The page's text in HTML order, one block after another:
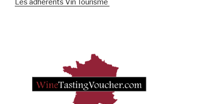
Les adhérents Vin Tourisme